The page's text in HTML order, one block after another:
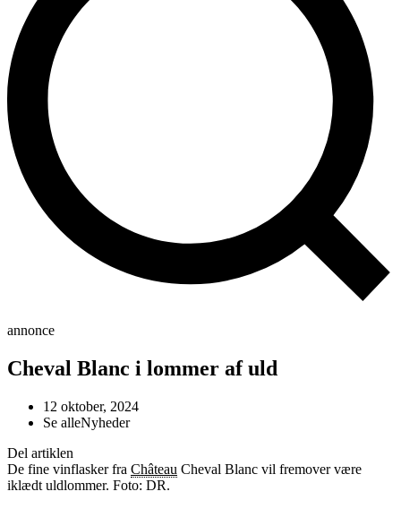
annonce
Cheval Blanc i lommer af uld
12 oktober, 2024
Se alleNyheder
Del artiklen
De fine vinflasker fra Château Cheval Blanc vil fremover være
iklædt uldlommer. Foto: DR.